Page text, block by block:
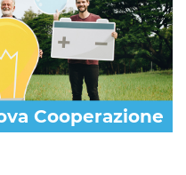
Cooperazione